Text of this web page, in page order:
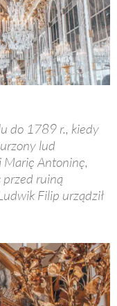
do 1789 r., kiedy
lud
Marię Antoninę,
przed ruiną
Filip urządził